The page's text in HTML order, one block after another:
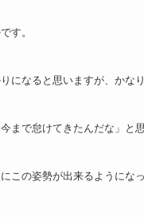
す。
になると思いますが、かな
まで怠けてきたんだな」と
この姿勢が出来るようにな